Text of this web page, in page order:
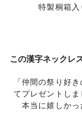
特製桐箱入り
この漢字ネックレ
「仲間の祭り好
てプレゼントしま
本当に嬉しかっ